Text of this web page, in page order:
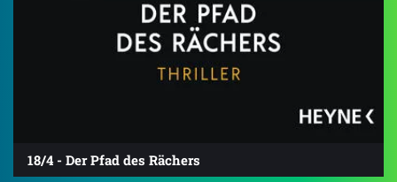
18/4 - Der Pfad des Rächers